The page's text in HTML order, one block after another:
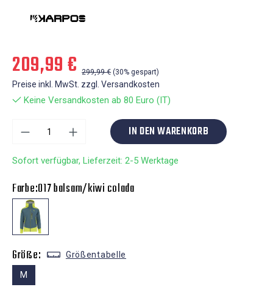
209,99 € 299,99 € (30% gespart)
Preise inkl. MwSt. zzgl. Versandkosten
Keine Versandkosten ab 80 Euro (IT)
IN DEN WARENKORB
Sofort verfügbar, Lieferzeit: 2-5 Werktage
Farbe:017 balsam/kiwi colada
Größe: Größentabelle
M